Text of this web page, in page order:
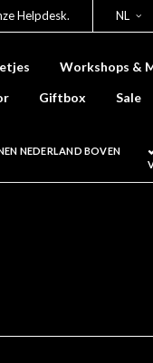
Helpdesk. NL
Workshops &
Giftbox Sale
NEDERLAND BOVEN